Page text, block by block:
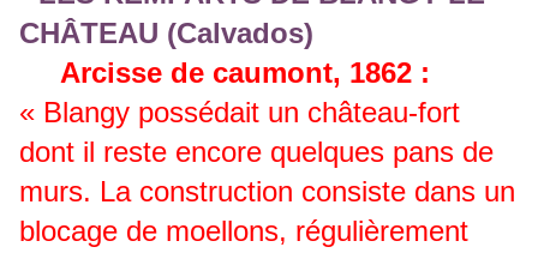
Arcisse de caumont, 1862 :
« Blangy possédait un château-fort
dont il reste encore quelques pans de
murs. La construction consiste dans un
blocage de moellons, régulièrement